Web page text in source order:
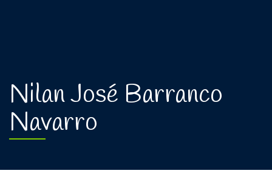
Nilan José Barranco
Navarro